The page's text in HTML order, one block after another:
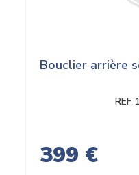
Bouclier arrière
REF
399 €